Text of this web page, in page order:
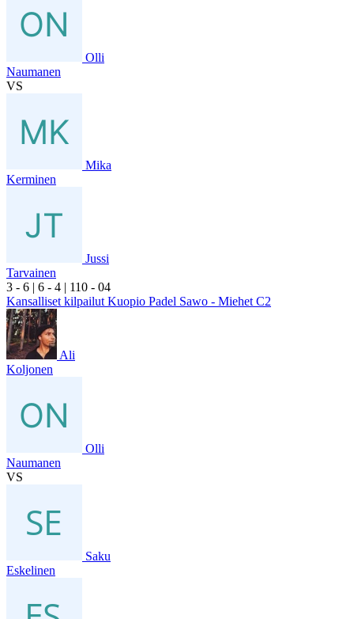
Olli
Naumanen
VS
Mika
Kerminen
Jussi
Tarvainen
3 - 6 | 6 - 4 | 110 - 04
Kansalliset kilpailut Kuopio Padel Sawo - Miehet C2
Ali
Koljonen
Olli
Naumanen
VS
Saku
Eskelinen